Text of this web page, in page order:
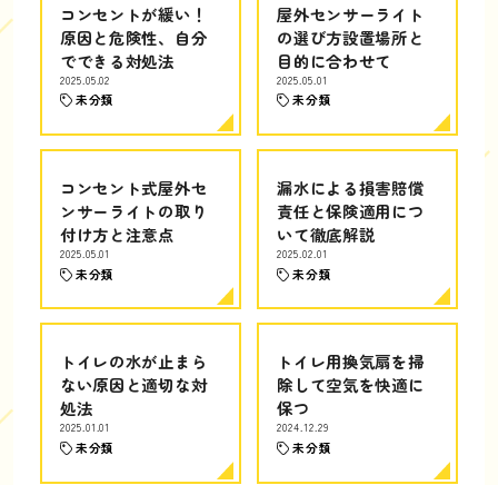
コンセントが緩い！
原因と危険性、自分
でできる対処法
2025.05.02
未分類
屋外センサーライト
の選び方設置場所と
目的に合わせて
2025.05.01
未分類
コンセント式屋外セ
ンサーライトの取り
付け方と注意点
2025.05.01
未分類
漏水による損害賠償
責任と保険適用につ
いて徹底解説
2025.02.01
未分類
トイレの水が止まら
ない原因と適切な対
処法
2025.01.01
未分類
トイレ用換気扇を掃
除して空気を快適に
保つ
2024.12.29
未分類